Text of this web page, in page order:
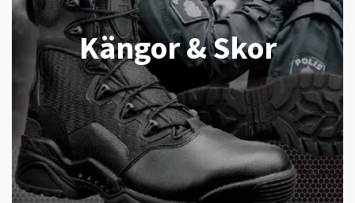
Kängor & Skor